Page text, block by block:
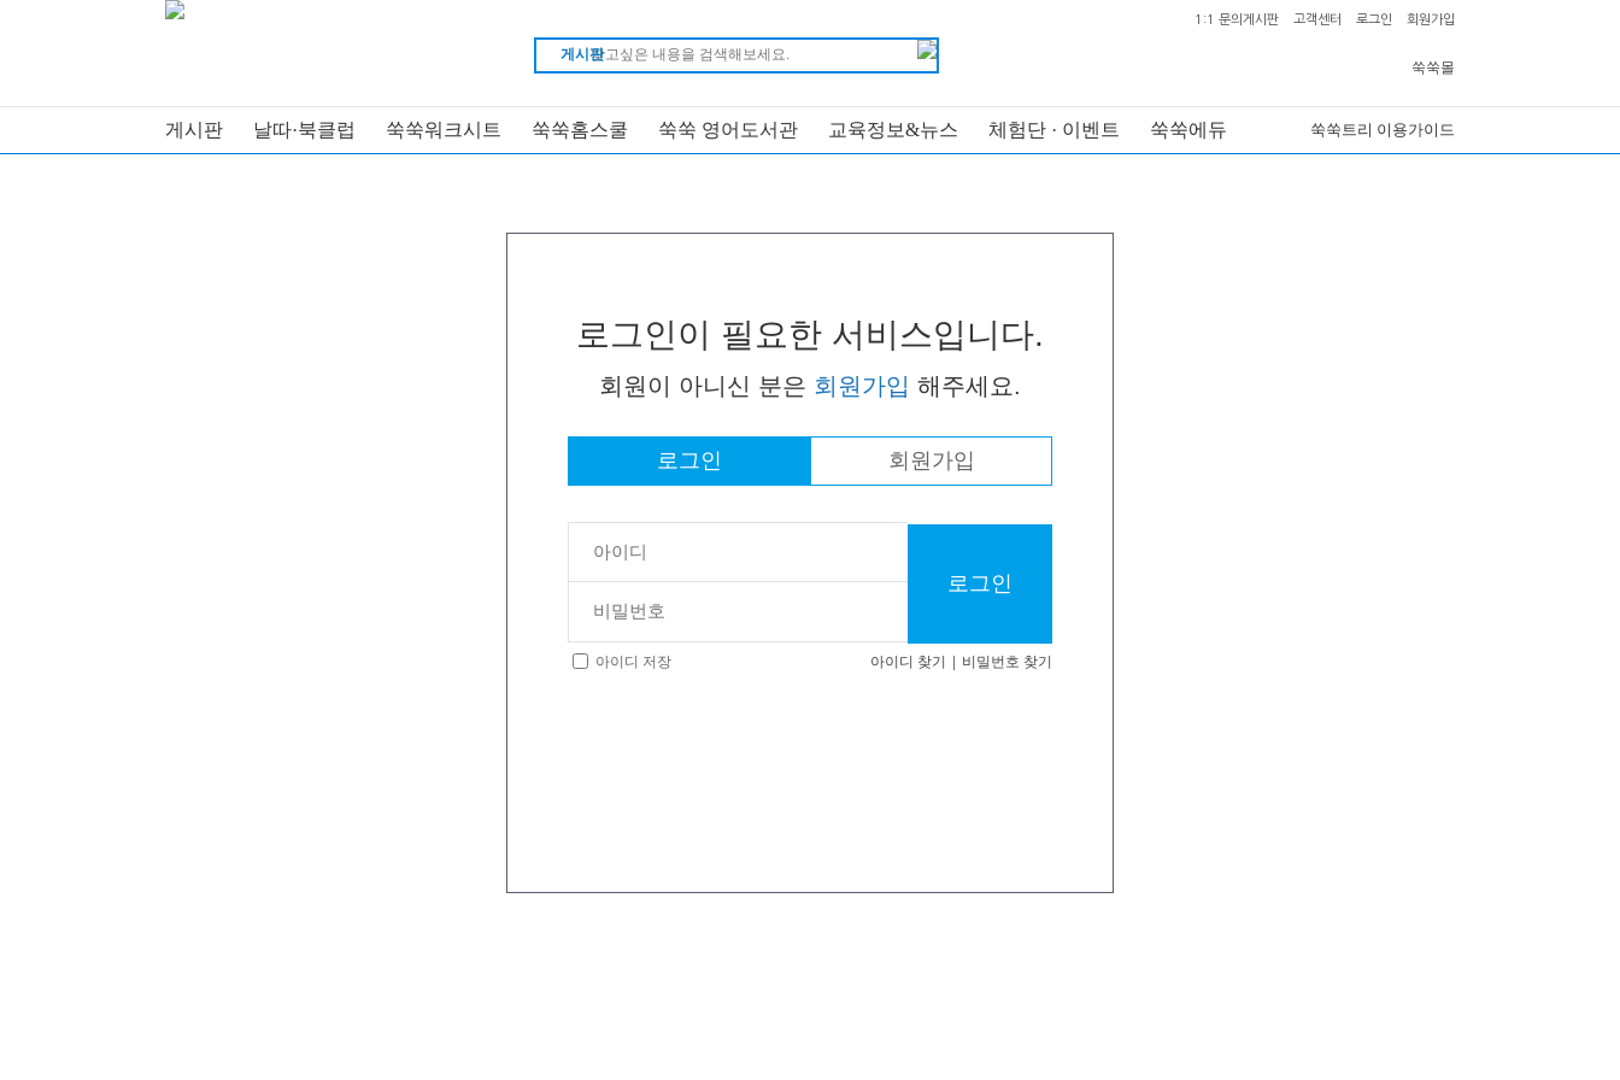
게시판
1:1 문의게시판 고객센터 로그인 회원가입
쑥쑥몰
게시판 날따·북클럽 쑥쑥워크시트 쑥쑥홈스쿨 쑥쑥 영어도서관 교육정보&뉴스 체험단 · 이벤트 쑥쑥에듀 쑥쑥트리 이용가이드
로그인이 필요한 서비스입니다.
회원이 아니신 분은 회원가입 해주세요.
로그인 회원가입
로그인
아이디 저장 아이디 찾기 | 비밀번호 찾기